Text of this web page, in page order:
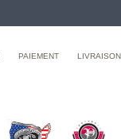
PAIEMENT LIVRAISON